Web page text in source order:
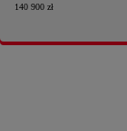
140 900 zł